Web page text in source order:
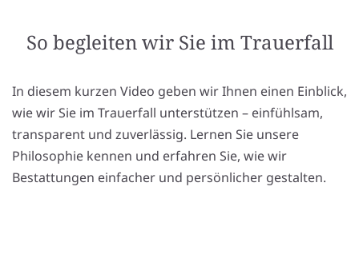
So begleiten wir Sie im Trauerfall
In diesem kurzen Video geben wir Ihnen einen Einblick,
wie wir Sie im Trauerfall unterstützen – einfühlsam,
transparent und zuverlässig. Lernen Sie unsere
Philosophie kennen und erfahren Sie, wie wir
Bestattungen einfacher und persönlicher gestalten.